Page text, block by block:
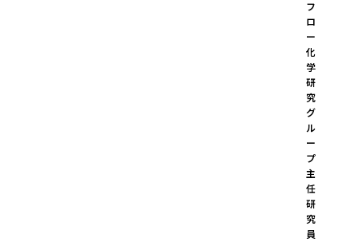
フ
ロ
ー
化
学
研
究
グ
ル
ー
プ
主
任
研
究
員